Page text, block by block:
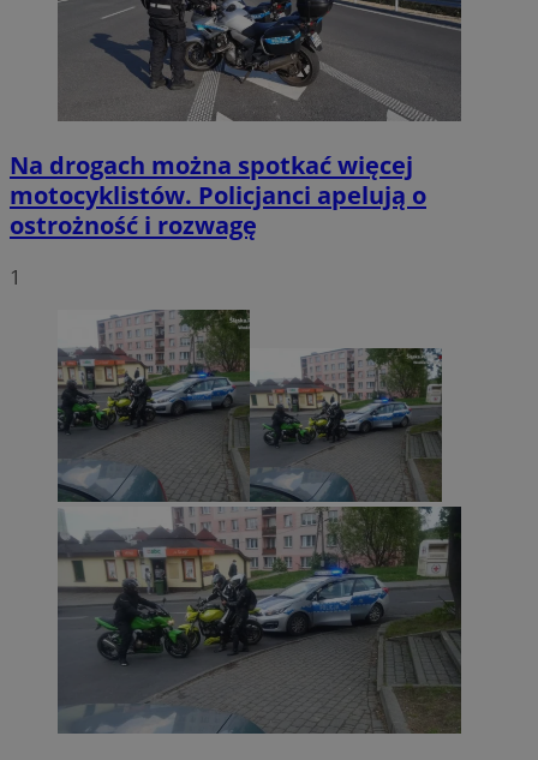
Na drogach można spotkać więcej
motocyklistów. Policjanci apelują o
ostrożność i rozwagę
1